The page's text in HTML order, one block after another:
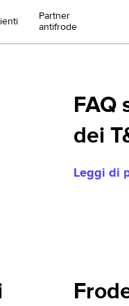
Partner
antifrode
FAQ
dei
Leggi di